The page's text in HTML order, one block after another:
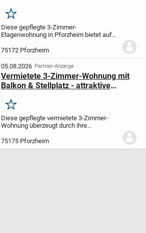
Merken
Diese gepflegte 3-Zimmer-
Etagenwohnung in Pforzheim bietet auf
modernem Wohnkomfort und einer
zentralen Lage. Die im Jahr 1950
errichtete Wohnung wurde...
75172 Pforzheim
05.08.2026 Partner-Anzeige
Vermietete 3-Zimmer-Wohnung mit
Balkon & Stellplatz - attraktive
Merken
Diese gepflegte vermietete 3-Zimmer-
Wohnung überzeugt durch ihre
Wohnräume und eine ruhige, zugleich
zentrale Wohnlage. Die Wohnung wurde
75175 Pforzheim